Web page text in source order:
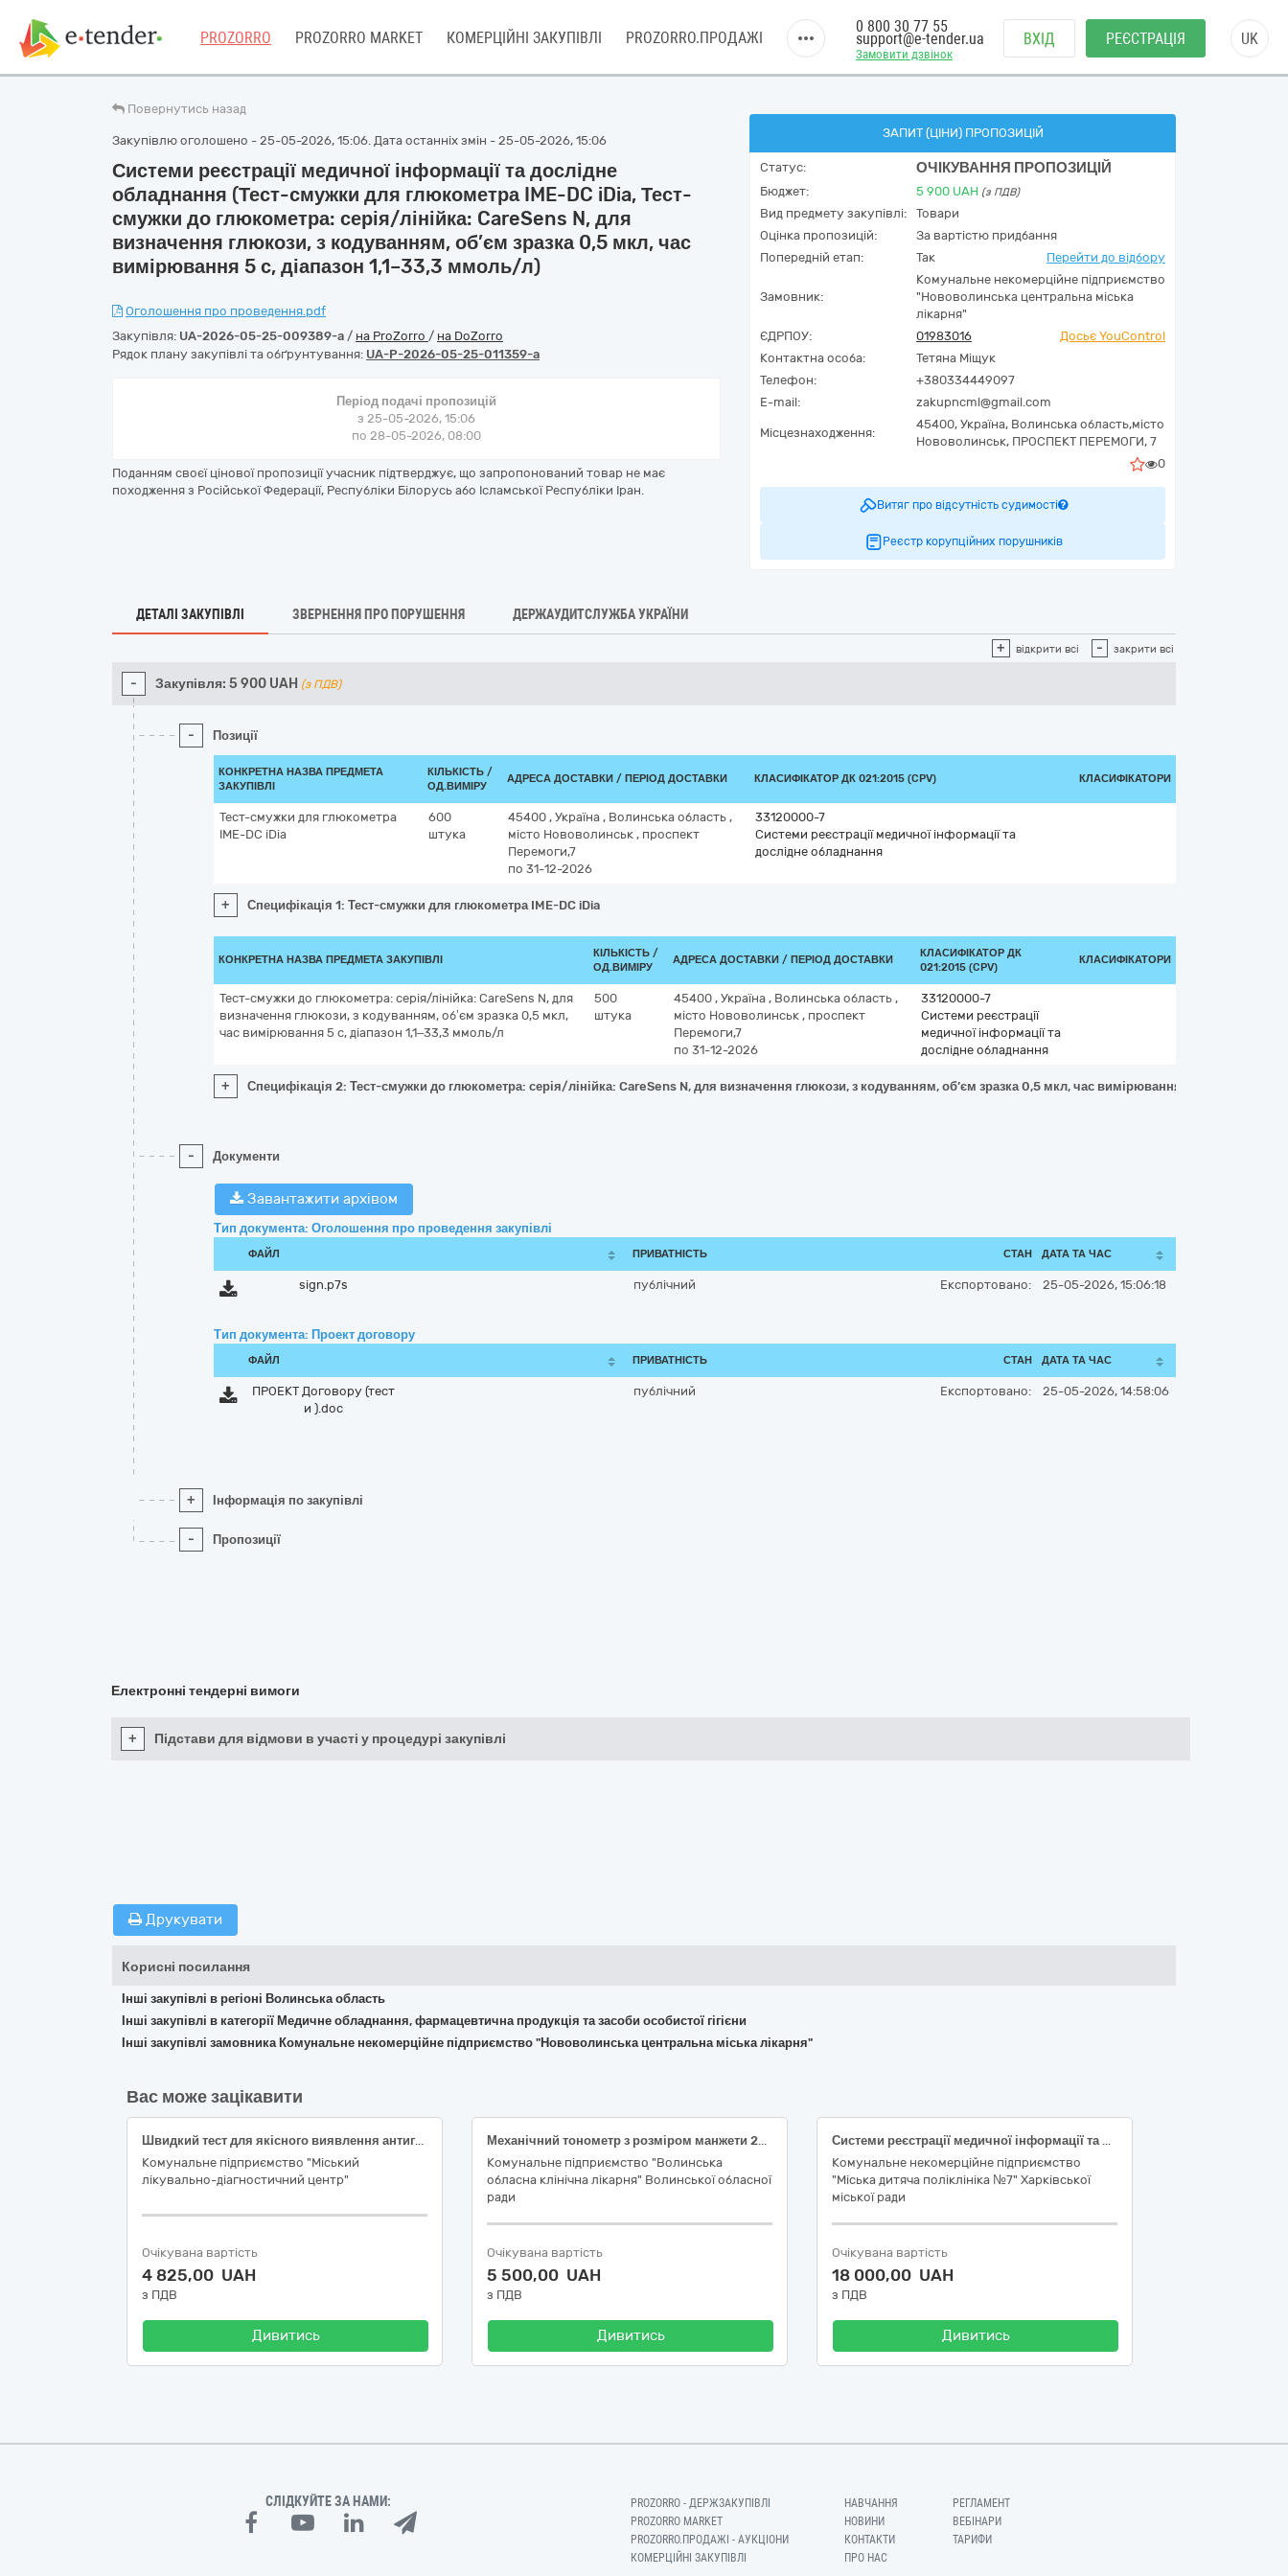
PROZORRO PROZORRO MARKET КОМЕРЦІЙНІ ЗАКУПІВЛІ PROZORRO.ПРОДАЖІ
Замовити дзвінок
0 800 30 77 55
support@e-tender.ua ВХІД РЕЄСТРАЦІЯ UK
Повернутись назад
Закупівлю оголошено - 25-05-2026, 15:06. Дата останніх змін - 25-05-2026, 15:06
Системи реєстрації медичної інформації та дослідне
обладнання (Тест-смужки для глюкометра IME-DC iDia, Тест-
смужки до глюкометра: серія/лінійка: CareSens N, для
визначення глюкози, з кодуванням, об’єм зразка 0,5 мкл, час
вимірювання 5 с, діапазон 1,1–33,3 ммоль/л)
Оголошення про проведення.pdf
Закупівля: UA-2026-05-25-009389-a / на ProZorro / на DoZorro
Рядок плану закупівлі та обґрунтування: UA-P-2026-05-25-011359-a
Період подачі пропозицій
з 25-05-2026, 15:06
по 28-05-2026, 08:00
Поданням своєї цінової пропозиції учасник підтверджує, що запропонований товар не має
походження з Російської Федерації, Республіки Білорусь або Ісламської Республіки Іран.
ЗАПИТ (ЦІНИ) ПРОПОЗИЦІЙ
Статус: ОЧІКУВАННЯ ПРОПОЗИЦІЙ
Бюджет: 5 900 UAH (з ПДВ)
Вид предмету закупівлі:
Товари
Оцінка пропозицій:
За вартістю придбання
Попередній етап:
Так Перейти до відбору
Замовник:
Комунальне некомерційне підприємство
"Нововолинська центральна міська
лікарня"
ЄДРПОУ:
01983016
Досьє YouControl
Контактна особа:
Тетяна Міщук
Телефон:
+380334449097
E-mail:
zakupncml@gmail.com
Місцезнаходження:
45400, Україна, Волинська область,місто
Нововолинськ, ПРОСПЕКТ ПЕРЕМОГИ, 7
0
Витяг про відсутність судимості
Реєстр корупційних порушників
ДЕТАЛІ ЗАКУПІВЛІ ЗВЕРНЕННЯ ПРО ПОРУШЕННЯ ДЕРЖАУДИТСЛУЖБА УКРАЇНИ
+ відкрити всі - закрити всі
- Закупівля: 5 900 UAH (з ПДВ)
- Позиції
КОНКРЕТНА НАЗВА ПРЕДМЕТА
ЗАКУПІВЛІ
КІЛЬКІСТЬ /
ОД.ВИМІРУ
АДРЕСА ДОСТАВКИ / ПЕРІОД ДОСТАВКИ КЛАСИФІКАТОР ДК 021:2015 (CPV) КЛАСИФІКАТОРИ
Тест-смужки для глюкометра
IME-DC iDia
600
штука
45400 , Україна , Волинська область ,
місто Нововолинськ , проспект
Перемоги,7
по 31-12-2026
33120000-7
Системи реєстрації медичної інформації та
дослідне обладнання
+ Специфікація 1: Тест-смужки для глюкометра IME-DC iDia
КОНКРЕТНА НАЗВА ПРЕДМЕТА ЗАКУПІВЛІ
КІЛЬКІСТЬ /
ОД.ВИМІРУ
АДРЕСА ДОСТАВКИ / ПЕРІОД ДОСТАВКИ
КЛАСИФІКАТОР ДК
021:2015 (CPV)
КЛАСИФІКАТОРИ
Тест-смужки до глюкометра: серія/лінійка: CareSens N, для
визначення глюкози, з кодуванням, об’єм зразка 0,5 мкл,
час вимірювання 5 с, діапазон 1,1–33,3 ммоль/л
500
штука
45400 , Україна , Волинська область ,
місто Нововолинськ , проспект
Перемоги,7
по 31-12-2026
33120000-7
Системи реєстрації
медичної інформації та
дослідне обладнання
+ Специфікація 2: Тест-смужки до глюкометра: серія/лінійка: CareSens N, для визначення глюкози, з кодуванням, об’єм зразка 0,5 мкл, час вимірювання 5 с, діапазон
- Документи
Завантажити архівом
Тип документа: Оголошення про проведення закупівлі
ФАЙЛ ПРИВАТНІСТЬ СТАН ДАТА ТА ЧАС
sign.p7s публічний Експортовано: 25-05-2026, 15:06:18
Тип документа: Проект договору
ФАЙЛ ПРИВАТНІСТЬ СТАН ДАТА ТА ЧАС
ПРОЕКТ Договору (тест
и ).doc
публічний Експортовано: 25-05-2026, 14:58:06
+ Інформація по закупівлі
- Пропозиції
Електронні тендерні вимоги
+ Підстави для відмови в участі у процедурі закупівлі
Друкувати
Корисні посилання
Інші закупівлі в регіоні Волинська область
Інші закупівлі в категорії Медичне обладнання, фармацевтична продукція та засоби особистої гігієни
Інші закупівлі замовника Комунальне некомерційне підприємство "Нововолинська центральна міська лікарня"
Вас може зацікавити
Швидкий тест для якісного виявлення антигенів Helicobacter pylori (H.pylori) у фекаліях людини (код НК 024:2023 - 30825 Набір реагентів для визначення антигенів бактерії Helicobacter pylori, експрес-тест; код НК 031:2024 - W0105090102 H. PYLORI – ШВИДКІ ТЕСТИ І ТЕСТИ НА МІСЦІ) за ДК 021:2015 - 33120000-7 - Системи реєстрації медичної інформації та дослідне обладнання
Комунальне підприємство "Міський
лікувально-діагностичний центр"
Очікувана вартість
4 825,00 UAH
з ПДВ
Дивитись
Механічний тонометр з розміром манжети 22-42 см, діапазон вимірювання тиску: 0-300, точність вимірювання: ±3, з стетоскопом (33120000-7 Системи реєстрації медичної інформації та дослідне обладнання)
Комунальне підприємство "Волинська
обласна клінічна лікарня" Волинської обласної
ради
Очікувана вартість
5 500,00 UAH
з ПДВ
Дивитись
Системи реєстрації медичної інформації та дослідне обладнання
Комунальне некомерційне підприємство
"Міська дитяча поліклініка №7" Харківської
міської ради
Очікувана вартість
18 000,00 UAH
з ПДВ
Дивитись
СЛІДКУЙТЕ ЗА НАМИ:
PROZORRO - ДЕРЖЗАКУПІВЛІ
PROZORRO MARKET
PROZORRO.ПРОДАЖІ - АУКЦІОНИ
КОМЕРЦІЙНІ ЗАКУПІВЛІ
НАВЧАННЯ
НОВИНИ
КОНТАКТИ
ПРО НАС
РЕГЛАМЕНТ
ВЕБІНАРИ
ТАРИФИ